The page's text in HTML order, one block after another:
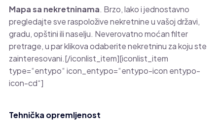
Mapa sa nekretninama. Brzo, lako i jednostavno
pregledajte sve raspoložive nekretnine u vašoj državi,
gradu, opštini ili naselju. Neverovatno moćan filter
pretrage, u par klikova odaberite nekretninu za koju ste
zainteresovani.[/iconlist_item][iconlist_item
type=“entypo“ icon_entypo=“entypo-icon entypo-
icon-cd“]
Tehnička opremljenost